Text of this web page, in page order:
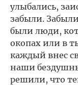
улыбались,
забыли.
были люди,
окопах или в
каждый внес
наши
решили, что